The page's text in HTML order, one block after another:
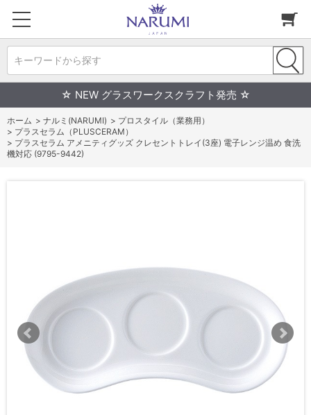
キーワードから探す
☆ NEW グラスワークスクラフト発売 ☆
ホーム > ナルミ(NARUMI) > プロスタイル（業務用）
> プラスセラム（PLUSCERAM）
> プラスセラム アメニティグッズ クレセントトレイ(3座) 電子レンジ温め 食洗
機対応 (9795-9442)